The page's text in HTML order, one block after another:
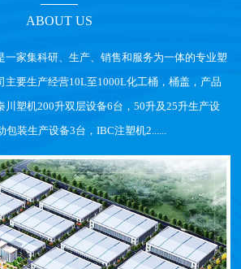
ABOUT US
一家集科研、生产、销售和服务为一体的专业塑
主要生产经营10L至1000L化工桶，桶盖，产品
川塑机200升双层设备6台，50升及25升生产设
包装生产设备3台，IBC注塑机2......